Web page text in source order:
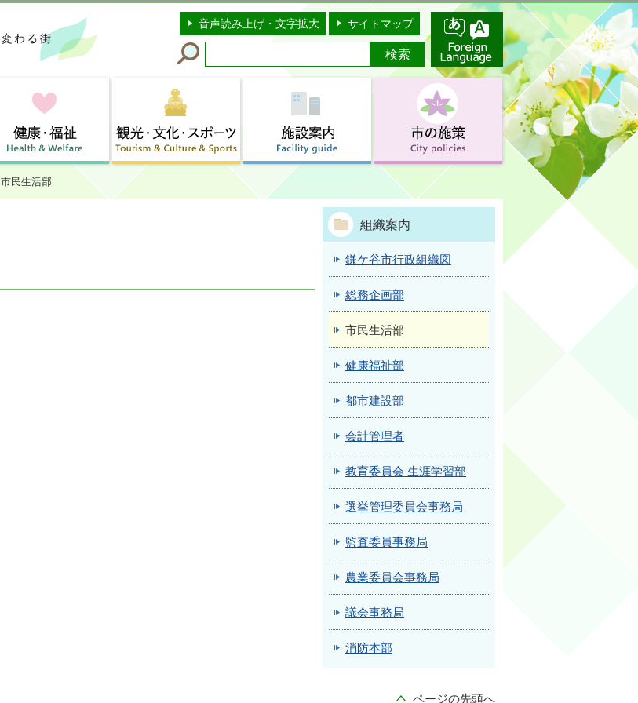
このページの本文へ移動
音声読み上げ・文字拡大 サイトマップ
市民生活部
組織案内
鎌ケ谷市行政組織図
総務企画部
市民生活部
健康福祉部
都市建設部
会計管理者
教育委員会 生涯学習部
選挙管理委員会事務局
監査委員事務局
農業委員会事務局
議会事務局
消防本部
ページの先頭へ